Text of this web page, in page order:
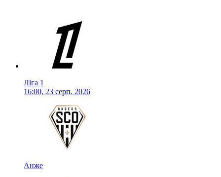
Ліга 1
16:00, 23 серп. 2026
Анже